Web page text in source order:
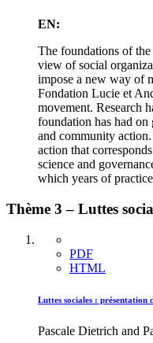
EN:
The foundations of
view of social
impose a new way of
Fondation Lucie et
movement. Research
foundation has had
and community
action that
science and
which years of
Thème 3 – Luttes
PDF
HTML
Luttes sociales : présentation
Pascale Dietrich and